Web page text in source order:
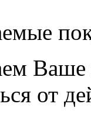
Ваше
от